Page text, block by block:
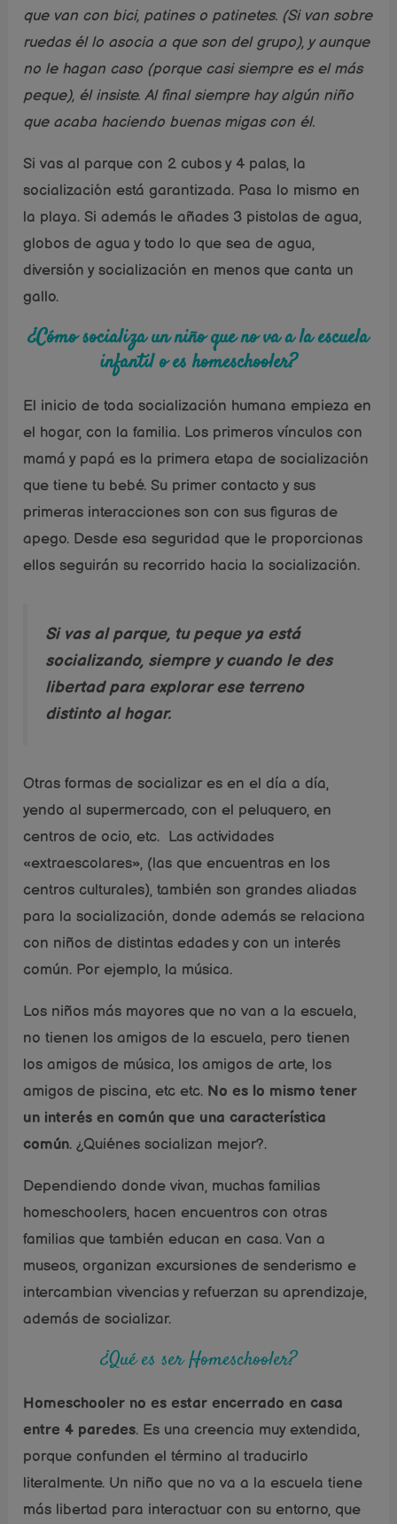
que van con bici, patines o patinetes. (Si van sobre
ruedas él lo asocia a que son del grupo), y aunque
no le hagan caso (porque casi siempre es el más
peque), él insiste. Al final siempre hay algún niño
que acaba haciendo buenas migas con él.
Si vas al parque con 2 cubos y 4 palas, la
socialización está garantizada. Pasa lo mismo en
la playa. Si además le añades 3 pistolas de agua,
globos de agua y todo lo que sea de agua,
diversión y socialización en menos que canta un
gallo.
¿Cómo socializa un niño que no va a la escuela
infantil o es homeschooler?
El inicio de toda socialización humana empieza en
el hogar, con la familia. Los primeros vínculos con
mamá y papá es la primera etapa de socialización
que tiene tu bebé. Su primer contacto y sus
primeras interacciones son con sus figuras de
apego. Desde esa seguridad que le proporcionas
ellos seguirán su recorrido hacia la socialización.
Si vas al parque, tu peque ya está
socializando, siempre y cuando le des
libertad para explorar ese terreno
distinto al hogar.
Otras formas de socializar es en el día a día,
yendo al supermercado, con el peluquero, en
centros de ocio, etc. Las actividades
«extraescolares», (las que encuentras en los
centros culturales), también son grandes aliadas
para la socialización, donde además se relaciona
con niños de distintas edades y con un interés
común. Por ejemplo, la música.
Los niños más mayores que no van a la escuela,
no tienen los amigos de la escuela, pero tienen
los amigos de música, los amigos de arte, los
amigos de piscina, etc etc. No es lo mismo tener
un interés en común que una característica
común. ¿Quiénes socializan mejor?.
Dependiendo donde vivan, muchas familias
homeschoolers, hacen encuentros con otras
familias que también educan en casa. Van a
museos, organizan excursiones de senderismo e
intercambian vivencias y refuerzan su aprendizaje,
además de socializar.
¿Qué es ser Homeschooler?
Homeschooler no es estar encerrado en casa
entre 4 paredes. Es una creencia muy extendida,
porque confunden el término al traducirlo
literalmente. Un niño que no va a la escuela tiene
más libertad para interactuar con su entorno, que